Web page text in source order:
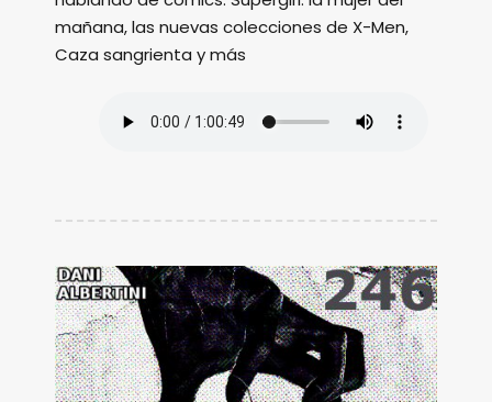
mañana, las nuevas colecciones de X-Men,
Caza sangrienta y más